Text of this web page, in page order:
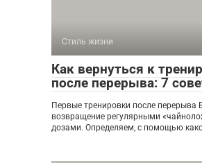
Стиль жизни
Как вернуться к
после перерыва: 7
Первые тренировки после перерыва
возвращение регулярными
дозами. Определяем, с помощью